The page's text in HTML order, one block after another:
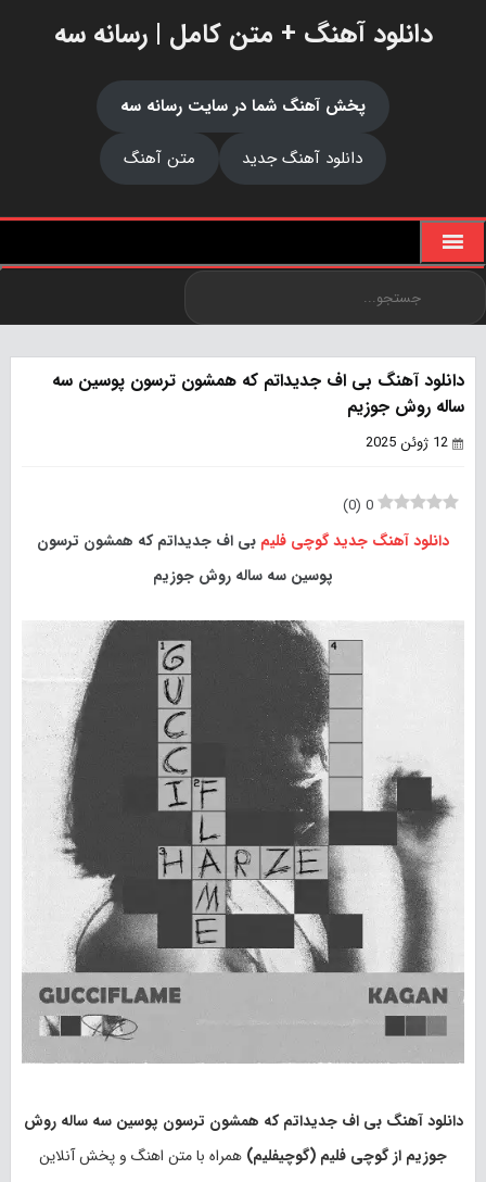
دانلود آهنگ + متن کامل | رسانه سه
پخش آهنگ شما در سایت رسانه سه
دانلود آهنگ جدید
متن آهنگ
دانلود آهنگ بی اف جدیداتم که همشون ترسون پوسین سه
ساله روش جوزیم
12 ژوئن 2025
0
(
0
)
دانلود آهنگ جدیدگوچی فلیم بی اف جدیداتم که همشون ترسون
پوسین سه ساله روش جوزیم
دانلود آهنگ بی اف جدیداتم که همشون ترسون پوسین سه ساله روش
جوزیم از گوچی فلیم (گوچیفلیم) همراه با متن اهنگ و پخش آنلاین